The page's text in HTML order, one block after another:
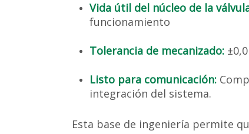
Vida útil del núcleo de la
funcionamiento
Tolerancia de mecanizado:
Listo para comunicación:
integración del sistema.
Esta base de ingeniería permite